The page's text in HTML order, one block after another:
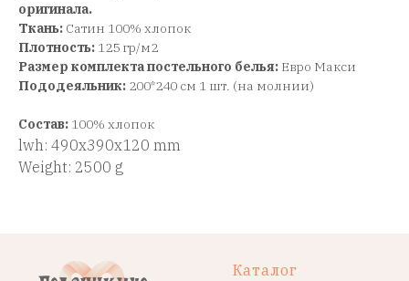
оригинала.
Ткань: Сатин 100% хлопок
Плотность: 125 гр/м2
Размер комплекта постельного белья: Евро Макси
Пододеяльник: 200*240 см 1 шт. (на молнии)
Состав: 100% хлопок
lwh: 490x390x120 mm
Weight: 2500 g
Каталог